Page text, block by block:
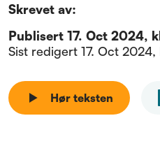
Skrevet av:
Publisert 17. Oct 2024,
Sist redigert 17. Oct 2024,
Hør teksten